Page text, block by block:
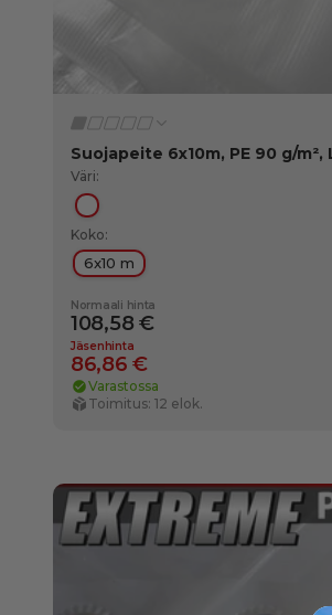
Suojapeite 6x10m, PE 90 g/
Väri:
Läpikuultava
Koko:
6x10 m
Normaali hinta
108,58 €
Jäsenhinta
86,86 €
Varastossa
Toimitus: 12 elok.